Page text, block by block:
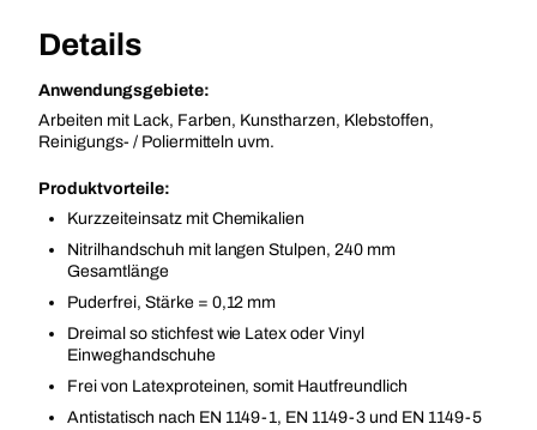
Details
Anwendungsgebiete:
Arbeiten mit Lack, Farben, Kunstharzen, Klebstoffen,
Reinigungs- / Poliermitteln uvm.
Produktvorteile:
Kurzzeiteinsatz mit Chemikalien
Nitrilhandschuh mit langen Stulpen, 240 mm
Gesamtlänge
Puderfrei, Stärke = 0,12 mm
Dreimal so stichfest wie Latex oder Vinyl
Einweghandschuhe
Frei von Latexproteinen, somit Hautfreundlich
Antistatisch nach EN 1149-1, EN 1149-3 und EN 1149-5